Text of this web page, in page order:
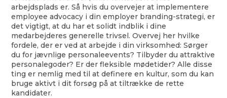
arbejdsplads er. Så hvis du overvejer at implementere
employee advocacy i din employer branding-strategi, er
det vigtigt, at du har et solidt indblik i dine
medarbejderes generelle trivsel. Overvej her hvilke
fordele, der er ved at arbejde i din virksomhed: Sørger
du for jævnlige personaleevents? Tilbyder du attraktive
personalegoder? Er der fleksible mødetider? Alle disse
ting er nemlig med til at definere en kultur, som du kan
bruge aktivt i dit forsøg på at tiltrække de rette
kandidater.